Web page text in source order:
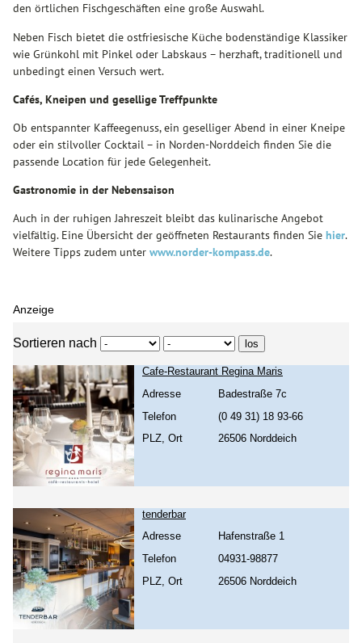
den örtlichen Fischgeschäften eine große Auswahl.
Neben Fisch bietet die ostfriesische Küche bodenständige Klassiker
wie Grünkohl mit Pinkel oder Labskaus – herzhaft, traditionell und
unbedingt einen Versuch wert.
Cafés, Kneipen und gesellige Treffpunkte
Ob entspannter Kaffeegenuss, ein geselliger Abend in einer Kneipe
oder ein stilvoller Cocktail – in Norden-Norddeich finden Sie die
passende Location für jede Gelegenheit.
Gastronomie in der Nebensaison
Auch in der ruhigen Jahreszeit bleibt das kulinarische Angebot
vielfältig. Eine Übersicht der geöffneten Restaurants finden Sie hier.
Weitere Tipps zudem unter www.norder-kompass.de.
Anzeige